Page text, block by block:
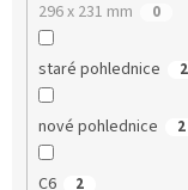
296 x 231 mm 0
staré pohlednice 2
nové pohlednice 2
C6 2